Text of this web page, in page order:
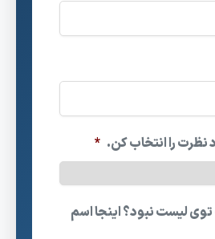
را انتخاب کن. *
لیست نبود؟ اینجا اسم